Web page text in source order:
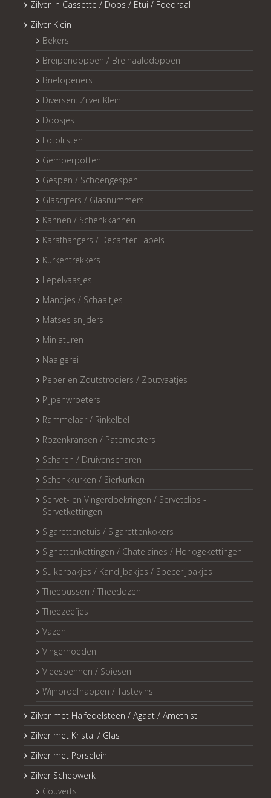
Zilver in Cassette / Doos / Etui / Foedraal
Zilver Klein
Bekers
Breipendoppen / Breinaalddoppen
Briefopeners
Diversen: Zilver Klein
Doosjes
Fotolijsten
Gemberpotten
Gespen / Schoengespen
Glascijfers / Glasnummers
Kannen / Schenkkannen
Karafhangers / Decanter Labels
Kurkentrekkers
Lepelvaasjes
Mandjes / Schaaltjes
Matses snijders
Miniaturen
Naaigerei
Peper en Zoutstrooiers / Zoutvaatjes
Pijpenwroeters
Rammelaar / Rinkelbel
Rozenkransen / Paternosters
Scharen / Druivenscharen
Schenkkurken / Sierkurken
Servet- en Vingerdoekringen / Servetclips -
Servetkettingen
Sigarettenetuis / Sigarettenkokers
Signettenkettingen / Chatelaines / Horlogekettingen
Suikerbakjes / Kandijbakjes / Specerijbakjes
Theebussen / Theedozen
Theezeefjes
Vazen
Vingerhoeden
Vleespennen / Spiesen
Wijnproefnappen / Tastevins
Zilver met Halfedelsteen / Agaat / Amethist
Zilver met Kristal / Glas
Zilver met Porselein
Zilver Schepwerk
Couverts